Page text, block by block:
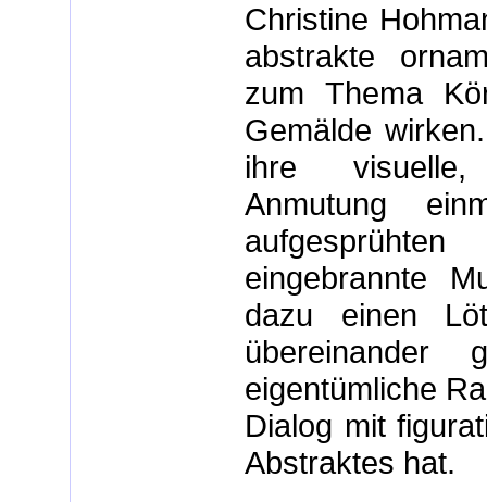
Christine
abstrakte
zum Thema
Gemälde
ihre visuelle,
Anmutung
eingebrannte
dazu einen
eigentümliche
Dialog mit
Abstraktes hat.